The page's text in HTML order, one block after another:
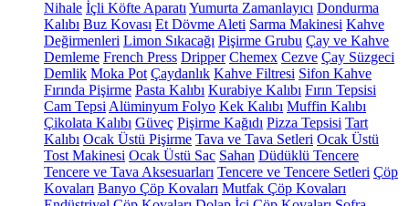
Nihale İçli Köfte Aparatı Yumurta Zamanlayıcı Dondurma
Kalıbı Buz Kovası Et Dövme Aleti Sarma Makinesi Kahve
Değirmenleri Limon Sıkacağı Pişirme Grubu Çay ve Kahve
Demleme French Press Dripper Chemex Cezve Çay Süzgeci
Demlik Moka Pot Çaydanlık Kahve Filtresi Sifon Kahve
Fırında Pişirme Pasta Kalıbı Kurabiye Kalıbı Fırın Tepsisi
Cam Tepsi Alüminyum Folyo Kek Kalıbı Muffin Kalıbı
Çikolata Kalıbı Güveç Pişirme Kağıdı Pizza Tepsisi Tart
Kalıbı Ocak Üstü Pişirme Tava ve Tava Setleri Ocak Üstü
Tost Makinesi Ocak Üstü Sac Sahan Düdüklü Tencere
Tencere ve Tava Aksesuarları Tencere ve Tencere Setleri Çöp
Kovaları Banyo Çöp Kovaları Mutfak Çöp Kovaları